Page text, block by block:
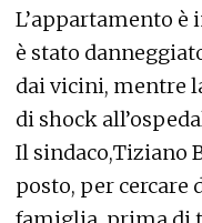
L’appartamento è
è stato
dai vicini, mentre
di shock
Il sindaco,Tiziano
posto, per cercare